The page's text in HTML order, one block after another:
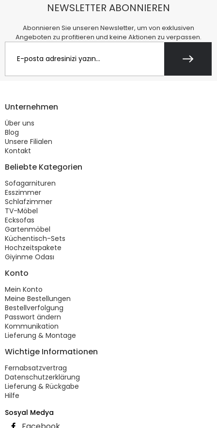
NEWSLETTER ABONNIEREN
Abonnieren Sie unseren Newsletter, um von exklusiven
Angeboten zu profitieren und keine Aktionen zu verpassen.
Unternehmen
Über uns
Blog
Unsere Filialen
Kontakt
Beliebte Kategorien
Sofagarnituren
Esszimmer
Schlafzimmer
TV-Möbel
Ecksofas
Gartenmöbel
Küchentisch-Sets
Hochzeitspakete
Giyinme Odası
Konto
Mein Konto
Meine Bestellungen
Bestellverfolgung
Passwort ändern
Kommunikation
Lieferung & Montage
Wichtige Informationen
Fernabsatzvertrag
Datenschutzerklärung
Lieferung & Rückgabe
Hilfe
Sosyal Medya